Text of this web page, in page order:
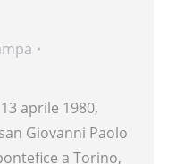
aprile 1980,
Giovanni Paolo
a Torino,